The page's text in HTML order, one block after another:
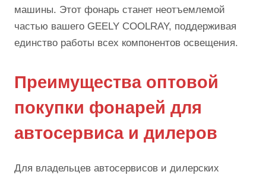
машины. Этот фонарь станет неотъемлемой
частью вашего GEELY COOLRAY, поддерживая
единство работы всех компонентов освещения.
Преимущества оптовой
покупки фонарей для
автосервиса и дилеров
Для владельцев автосервисов и дилерских